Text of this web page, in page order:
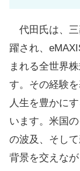
代田氏は、三
躍され、
まれる全世界
す。その経験
人生を豊かに
います。米国
の波及、そし
背景を交えな